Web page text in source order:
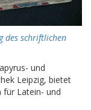
des schriftlichen
und
Leipzig, bietet
für Latein- und